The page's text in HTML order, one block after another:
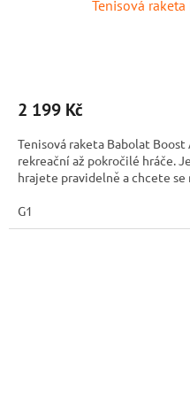
Tenisová
2 199 Kč
Tenisová raketa Babolat
rekreační až pokročilé hráče.
hrajete pravidelně a chcete se
G1